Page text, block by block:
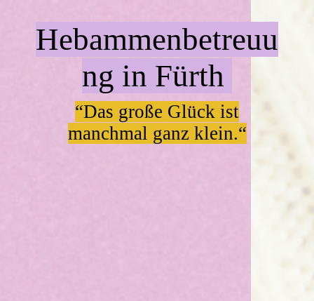
Hebammenbetreuu
ng in Fürth
“Das große Glück ist
manchmal ganz klein.“